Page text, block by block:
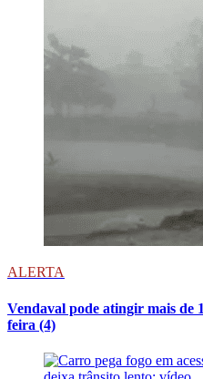
ALERTA
Vendaval pode atingir mais de
feira (4)